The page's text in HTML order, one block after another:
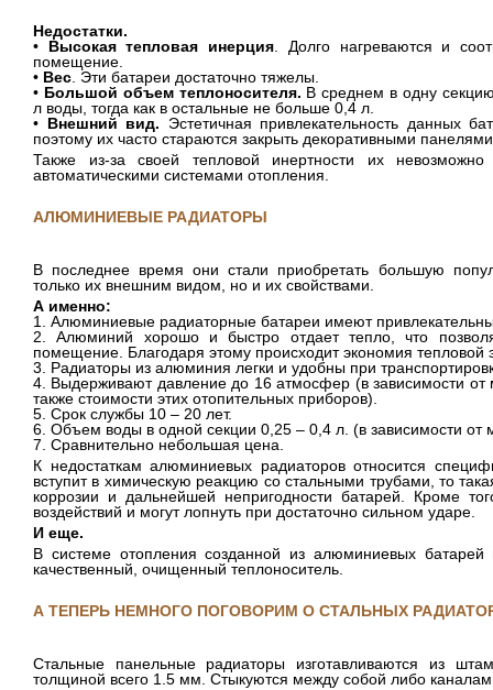
Недостатки.
• Высокая тепловая инерция . Долго нагреваются и
помещение.
• Вес . Эти батареи достаточно тяжелы.
• Большой объем теплоносителя. В среднем в одну
л воды, тогда как в остальные не больше 0,4 л.
• Внешний вид. Эстетичная привлекательность данных
поэтому их часто стараются закрыть декоративными
Также из-за своей тепловой инертности их невозможно
автоматическими системами отопления.
АЛЮМИНИЕВЫЕ РАДИАТОРЫ
В последнее время они стали приобретать большую
только их внешним видом, но и их свойствами.
А именно:
1. Алюминиевые радиаторные батареи имеют
2. Алюминий хорошо и быстро отдает тепло, что
помещение. Благодаря этому происходит экономия тепловой
3. Радиаторы из алюминия легки и удобны при
4. Выдерживают давление до 16 атмосфер (в зависимости от
также стоимости этих отопительных приборов).
5. Срок службы 10 – 20 лет.
6. Объем воды в одной секции 0,25 – 0,4 л. (в зависимости от
7. Сравнительно небольшая цена.
К недостаткам алюминиевых радиаторов относится
вступит в химическую реакцию со стальными трубами, то
коррозии и дальнейшей непригодности батарей. Кроме
воздействий и могут лопнуть при достаточно сильном ударе.
И еще.
В системе отопления созданной из алюминиевых батарей
качественный, очищенный теплоноситель.
А ТЕПЕРЬ НЕМНОГО ПОГОВОРИМ О СТАЛЬНЫХ
Стальные панельные радиаторы изготавливаются из
толщиной всего 1.5 мм. Стыкуются между собой либо